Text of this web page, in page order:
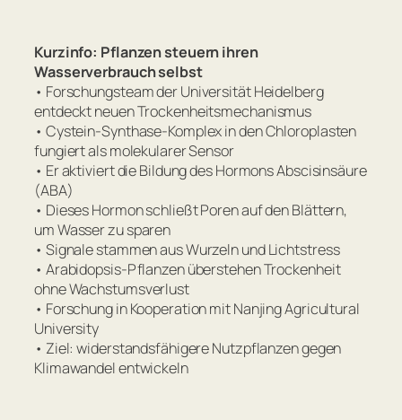
Kurzinfo: Pflanzen steuern ihren
Wasserverbrauch selbst
• Forschungsteam der Universität Heidelberg
entdeckt neuen Trockenheitsmechanismus
• Cystein-Synthase-Komplex in den Chloroplasten
fungiert als molekularer Sensor
• Er aktiviert die Bildung des Hormons Abscisinsäure
(ABA)
• Dieses Hormon schließt Poren auf den Blättern,
um Wasser zu sparen
• Signale stammen aus Wurzeln und Lichtstress
• Arabidopsis-Pflanzen überstehen Trockenheit
ohne Wachstumsverlust
• Forschung in Kooperation mit Nanjing Agricultural
University
• Ziel: widerstandsfähigere Nutzpflanzen gegen
Klimawandel entwickeln